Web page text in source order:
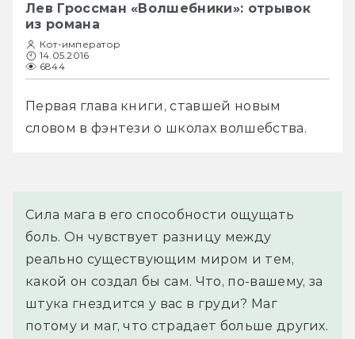
Лев Гроссман «Волшебники»: отрывок
из романа
Кот-император
14.05.2016
6844
Первая глава книги, ставшей новым
словом в фэнтези о школах волшебства.
Сила мага в его способности ощущать
боль. Он чувствует разницу между
реально существующим миром и тем,
какой он создал бы сам. Что, по-вашему, за
штука гнездится у вас в груди? Маг
потому и маг, что страдает больше других.